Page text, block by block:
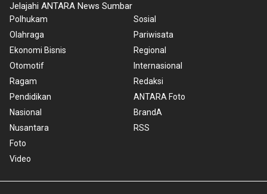
Jelajahi ANTARA News Sumbar
Polhukam
Olahraga
Ekonomi Bisnis
Otomotif
Ragam
Pendidikan
Nasional
Nusantara
Foto
Video
Sosial
Pariwisata
Regional
Internasional
Redaksi
ANTARA Foto
BrandA
RSS